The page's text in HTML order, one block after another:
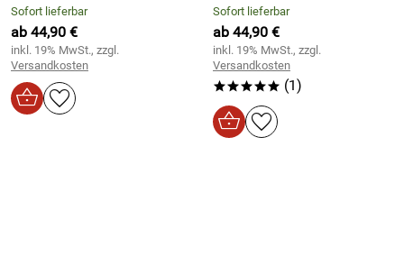
Sofort lieferbar
ab 44,90 €
inkl. 19% MwSt., zzgl.
Versandkosten
Sofort lieferbar
ab 44,90 €
inkl. 19% MwSt., zzgl.
Versandkosten
***** (1)